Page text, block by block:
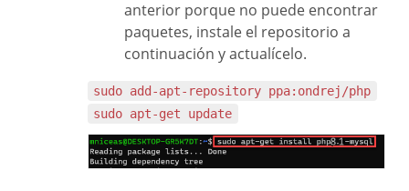
anterior porque no puede encontrar
paquetes, instale el repositorio a
continuación y actualícelo.
sudo add-apt-repository ppa:ondrej/php
sudo apt-get update